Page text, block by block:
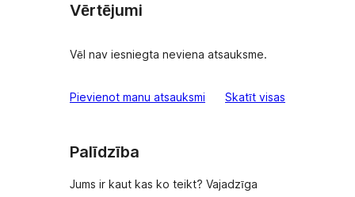
Vērtējumi
Vēl nav iesniegta neviena atsauksme.
Pievienot manu atsauksmi Skatīt visas
Palīdzība
Jums ir kaut kas ko teikt? Vajadzīga